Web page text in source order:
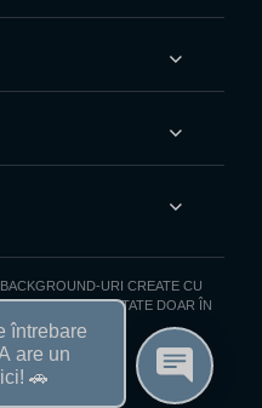
URI CREATE CU
SUNT PREZENTATE DOAR ÎN
REZERVATE